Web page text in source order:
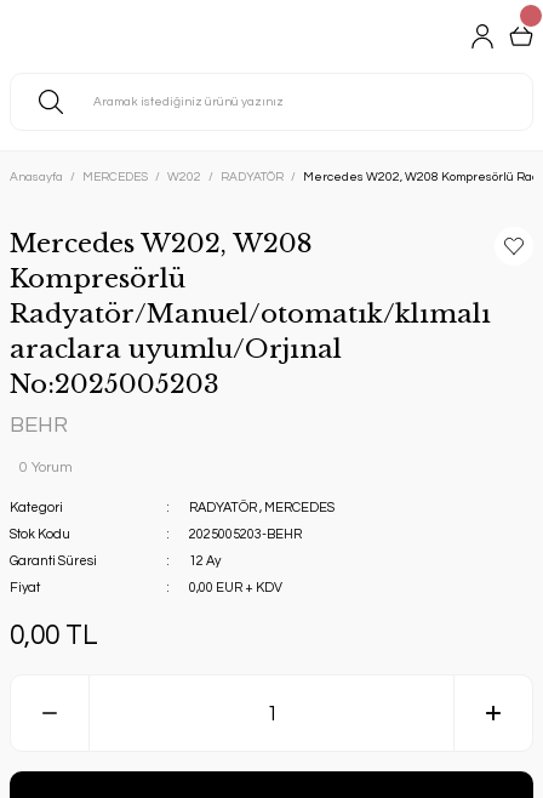
Anasayfa MERCEDES W202 RADYATÖR Mercedes W202, W208 Kompresörlü
Mercedes W202, W208
Kompresörlü
Radyatör/Manuel/otomatık/klımalı
araclara uyumlu/Orjınal
No:2025005203
BEHR
0 Yorum
Kategori RADYATÖR , MERCEDES
Stok Kodu
2025005203-BEHR
Garanti Süresi
12 Ay
Fiyat
0,00 EUR + KDV
0,00 TL